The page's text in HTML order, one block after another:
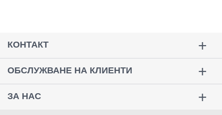
КОНТАКТ
ОБСЛУЖВАНЕ НА КЛИЕНТИ
ЗА НАС